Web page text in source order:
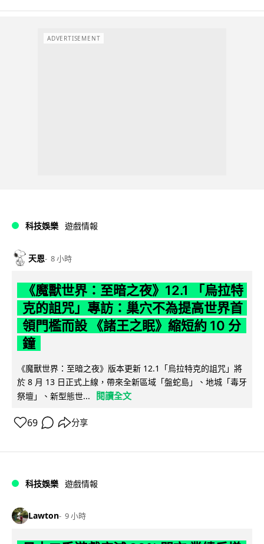
ADVERTISEMENT
科技娛樂 遊戲情報
天恩 8 小時
《魔獸世界：至暗之夜》12.1 「烏拉特
克的詛咒」專訪：巢穴不為提高世界首
領門檻而設 《諸王之眠》縮短約 10 分
鐘
《魔獸世界：至暗之夜》版本更新 12.1「烏拉特克的詛咒」將
於 8 月 13 日正式上線，帶來全新區域「盤蛇島」、地城「毒牙
祭壇」、新型態世...
閱讀全文
69 分享
科技娛樂 遊戲情報
Lawton 9 小時